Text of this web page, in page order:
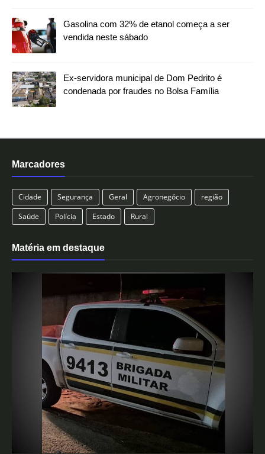
Gasolina com 32% de etanol começa a ser
vendida neste sábado
Ex-servidora municipal de Dom Pedrito é
condenada por fraudes no Bolsa Família
Marcadores
Cidade Segurança Geral Agronegócio
região
Saúde
Polícia Estado Rural
Matéria em destaque